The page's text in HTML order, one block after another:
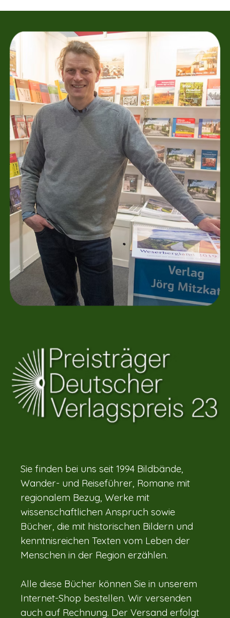
Sie finden bei uns seit 1994 Bildbände,
Wander- und Reiseführer, Romane mit
regionalem Bezug, Werke mit
wissenschaftlichen Anspruch sowie
Bücher, die mit historischen Bildern und
kenntnisreichen Texten vom Leben der
Menschen in der Region erzählen.
Alle diese Bücher können Sie in unserem
Internet-Shop bestellen. Wir versenden
auch auf Rechnung. Der Versand erfolgt